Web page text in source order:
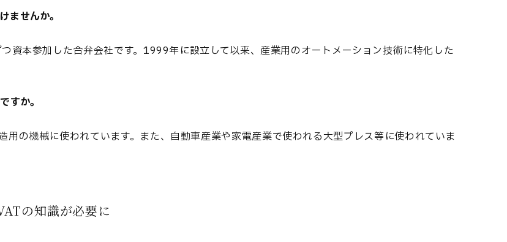
ませんか。
資本参加した合弁会社です。1999年に設立して以来、産業用のオートメーション技術に特化した
すか。
用の機械に使われています。また、自動車産業や家電産業で使われる大型プレス等に使われていま
の知識が必要に